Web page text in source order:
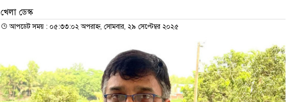
খেলা ডেস্ক
আপডেট সময় : ০৫:৩৩:০২ অপরাহ্ন, সোমবার, ২৯ সেপ্টেম্বর ২০২৫